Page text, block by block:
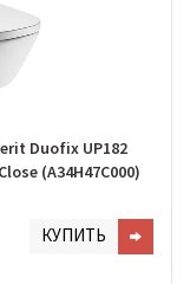
Duofix UP182
(A34H47C000)
КУПИТЬ